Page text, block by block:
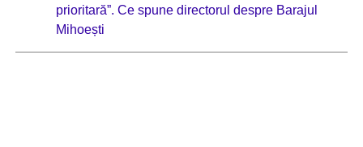
prioritară”. Ce spune directorul despre Barajul
Mihoești